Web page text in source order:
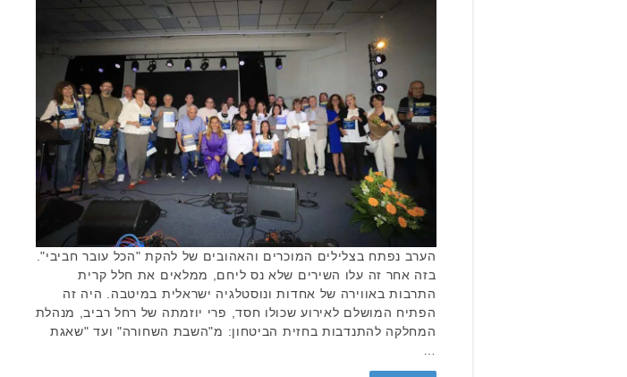
הערב נפתח בצלילים המוכרים והאהובים של להקת "הכל עובר חביבי".
בזה אחר זה עלו השירים שלא נס ליחם, ממלאים את חלל קרית
התרבות באווירה של אחדות ונוסטלגיה ישראלית במיטבה. היה זה
הפתיח המושלם לאירוע שכולו חסד, פרי יוזמתה של רחל רביב, מנהלת
המחלקה להתנדבות בחזית הביטחון: מ"השבת השחורה" ועד "שאגת
…